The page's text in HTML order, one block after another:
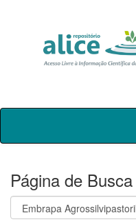
Skip
Página de Busca